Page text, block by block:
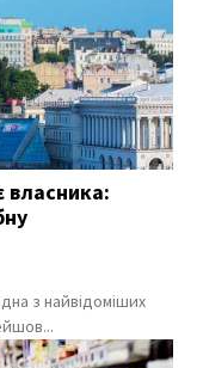
власника:
з найвідоміших